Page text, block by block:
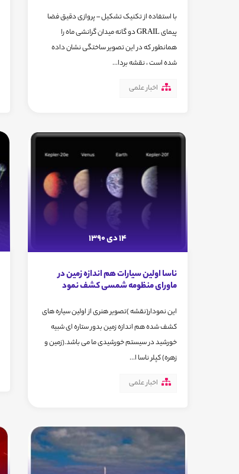
با استفاده از تکنیک تشکیل – پروازی دقیق فضا
پیمای GRAIL دو گانه میدان گرانشی ماه را
همانطور که در این تصویر ساختگی نشان داده
شده است ، نقشه بردا...
اخبار علمی
14 دی 1390
ناسا اولین سیارات هم اندازه زمین در
ماورای منظومه شمسی کشف نمود
این نمودار(نقشه )تصویر هنری از اولین سیاره های
کشف شده هم اندازه زمین بدور ستاره ای شبیه
خورشید در سیستم خورشیدی ما می باشد.(زمین و
زهره) کپلر ناسا ا...
اخبار علمی